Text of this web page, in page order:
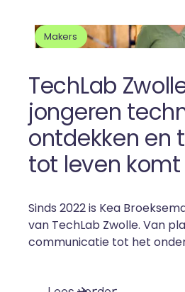
Makers
TechLab
jongeren
ontdekken en
tot leven komt
Sinds 2022 is Kea
van TechLab Zwolle. Van
communicatie tot het